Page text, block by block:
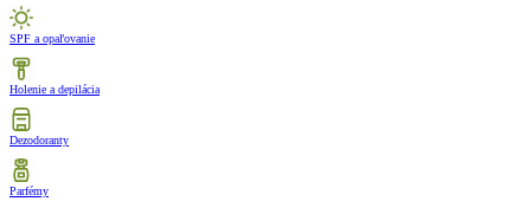
SPF a opaľovanie
Holenie a depilácia
Dezodoranty
Parfémy